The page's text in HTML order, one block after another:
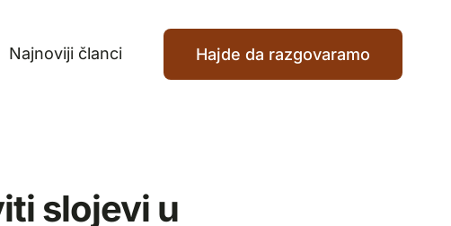
Najnoviji članci Hajde da razgovaramo
slojevi u